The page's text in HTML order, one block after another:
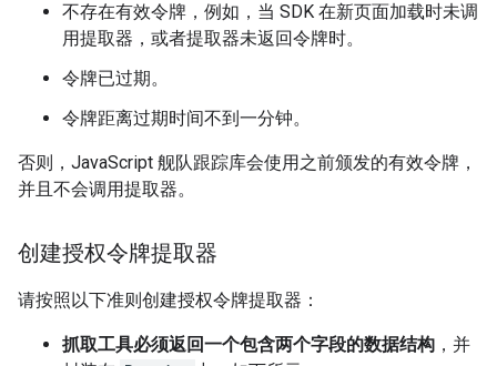
不存在有效令牌，例如，当 SDK 在新页面加载时未调
用提取器，或者提取器未返回令牌时。
令牌已过期。
令牌距离过期时间不到一分钟。
否则，JavaScript 舰队跟踪库会使用之前颁发的有效令牌，
并且不会调用提取器。
创建授权令牌提取器
请按照以下准则创建授权令牌提取器：
抓取工具必须返回一个包含两个字段的数据结构 ，并